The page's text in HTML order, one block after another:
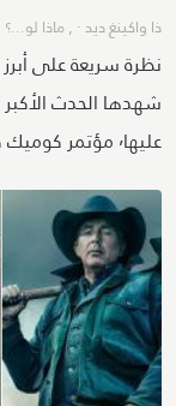
ذا واكينغ ديد· ,ماذا لو...؟
نظرة سريعة على أبرز
شهدها الحدث الأكبر
عليها٬ مؤتمر كوميك كون سان دييغو الدولي 2022.